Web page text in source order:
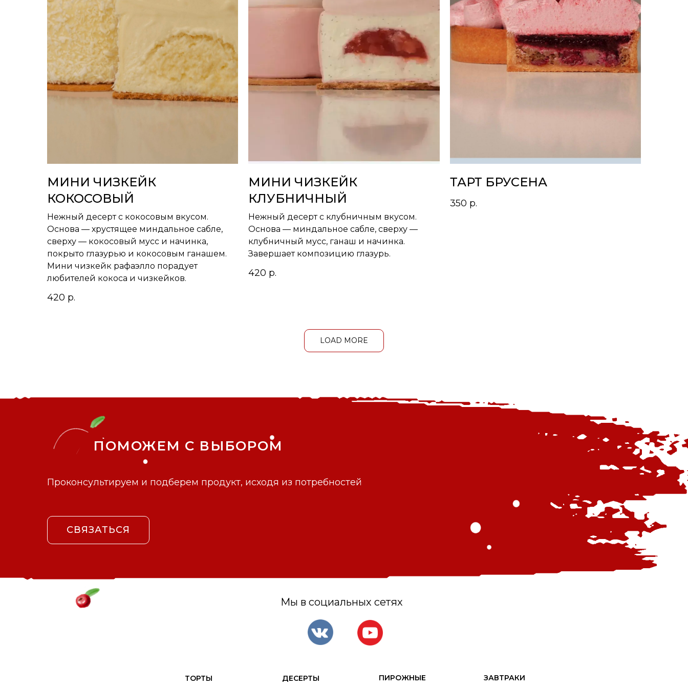
МИНИ ЧИЗКЕЙК
КОКОСОВЫЙ
Нежный десерт с кокосовым вкусом.
Основа — хрустящее миндальное сабле,
сверху — кокосовый мусс и начинка,
покрыто глазурью и кокосовым ганашем.
Мини чизкейк рафаэлло порадует
любителей кокоса и чизкейков.
420 р.
МИНИ ЧИЗКЕЙК
КЛУБНИЧНЫЙ
Нежный десерт с клубничным вкусом.
Основа — миндальное сабле, сверху —
клубничный мусс, ганаш и начинка.
Завершает композицию глазурь.
420 р.
ТАРТ БРУСЕНА
350 р.
LOAD MORE
Проконсультируем и подберем продукт, исходя из потребностей
ПОМОЖЕМ С ВЫБОРОМ
СВЯЗАТЬСЯ
Мы в социальных сетях
ЗАВТРАКИ
ТОРТЫ ДЕСЕРТЫ ПИРОЖНЫЕ